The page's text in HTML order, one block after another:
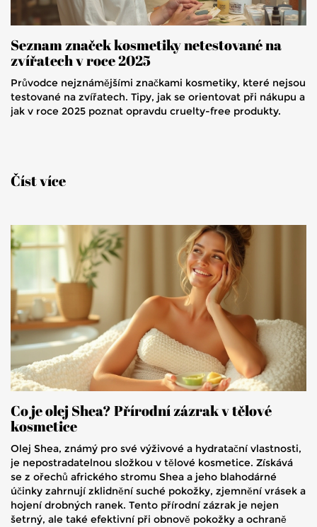
Seznam značek kosmetiky netestované na
zvířatech v roce 2025
Průvodce nejznámějšími značkami kosmetiky, které nejsou
testované na zvířatech. Tipy, jak se orientovat při nákupu a
jak v roce 2025 poznat opravdu cruelty-free produkty.
Číst více
Co je olej Shea? Přírodní zázrak v tělové
kosmetice
Olej Shea, známý pro své výživové a hydratační vlastnosti,
je nepostradatelnou složkou v tělové kosmetice. Získává
se z ořechů afrického stromu Shea a jeho blahodárné
účinky zahrnují zklidnění suché pokožky, zjemnění vrásek a
hojení drobných ranek. Tento přírodní zázrak je nejen
šetrný, ale také efektivní při obnově pokožky a ochraně